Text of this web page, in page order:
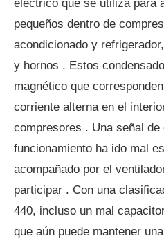
eléctrico que se utiliza para
pequeños dentro de
acondicionado y
y hornos . Estos
magnético que
corriente alterna en el
compresores . Una señal de
funcionamiento ha ido mal
acompañado por el
participar . Con una
440, incluso un mal
que aún puede mantener